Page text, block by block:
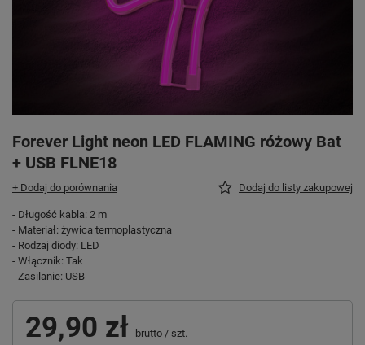
Forever Light neon LED FLAMING różowy Bat
+ USB FLNE18
+ Dodaj do porównania Dodaj do listy zakupowej
- Długość kabla: 2 m
- Materiał: żywica termoplastyczna
- Rodzaj diody: LED
- Włącznik: Tak
- Zasilanie: USB
29,90 zł brutto / szt.